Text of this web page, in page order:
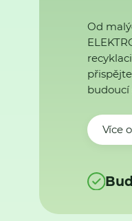
Od
budoucí
Více